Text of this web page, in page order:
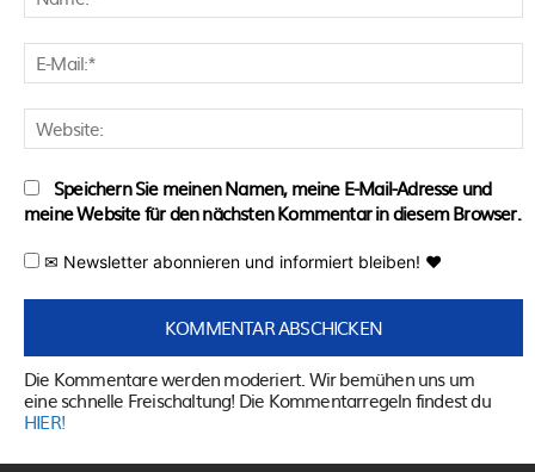
Speichern Sie meinen Namen, meine E-Mail-Adresse und
meine Website für den nächsten Kommentar in diesem Browser.
✉ Newsletter abonnieren und informiert bleiben! ♥
Die Kommentare werden moderiert. Wir bemühen uns um
eine schnelle Freischaltung! Die Kommentarregeln findest du
HIER!